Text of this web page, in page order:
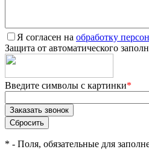
Я согласен на обработку
Защита от автоматического
Введите символы с картинки*
* - Поля, обязательные для